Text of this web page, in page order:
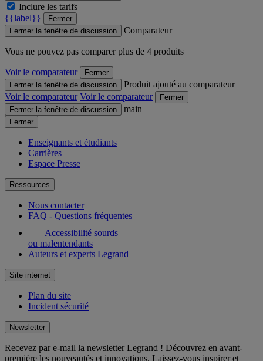
Inclure les tarifs
{{label}}
Fermer
Fermer la fenêtre de discussion
Comparateur
Vous ne pouvez pas comparer plus de 4 produits
Voir le comparateur
Fermer
Fermer la fenêtre de discussion
Produit ajouté au comparateur
Voir le comparateur Voir le comparateur
Fermer
Fermer la fenêtre de discussion
main
Fermer
Enseignants et étudiants
Carrières
Espace Presse
Ressources
Nous contacter
FAQ - Questions fréquentes
Accessibilité sourds
ou malentendants
Auteurs et experts Legrand
Site internet
Plan du site
Incident sécurité
Newsletter
Recevez par e-mail la newsletter Legrand ! Découvrez en avant-
première les nouveautés et innovations. Laissez-vous inspirer et